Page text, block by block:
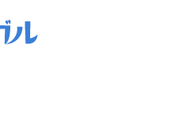
作実績